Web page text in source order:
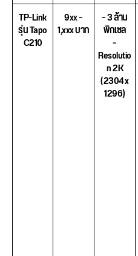
TP-Link
รุ่น Tapo
C210
9xx –
1,xxx บาท
– 3 ล้าน
พิกเซล
–
Resolutio
n 2K
(2304 x
1296)